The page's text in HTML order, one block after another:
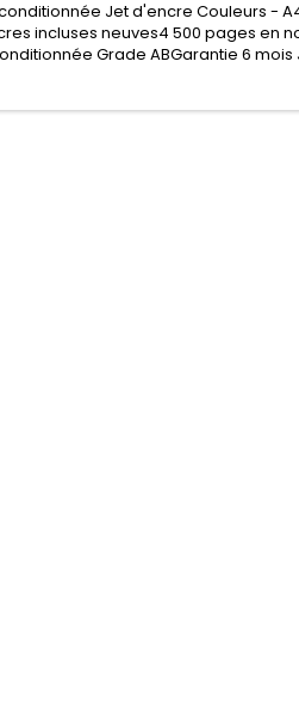
Jet d'encre Couleurs -
incluses neuves4 500 pages en
Grade ABGarantie 6 mois